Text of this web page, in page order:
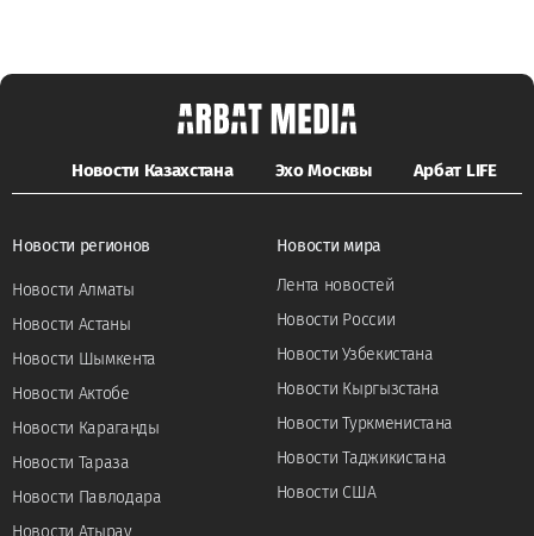
Новости Казахстана Эхо Москвы Арбат LIFE
Новости регионов
Новости Алматы
Новости Астаны
Новости Шымкента
Новости Актобе
Новости Караганды
Новости Тараза
Новости Павлодара
Новости Атырау
Новости мира
Лента новостей
Новости России
Новости Узбекистана
Новости Кыргызстана
Новости Туркменистана
Новости Таджикистана
Новости США